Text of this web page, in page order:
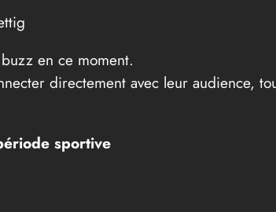
en ce moment.
directement avec leur audience,
sportive